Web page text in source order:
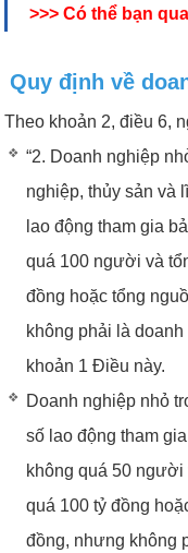
>>> Có thể bạn
Quy định về
Theo khoản 2, điều 6,
“2. Doanh nghiệp
nghiệp, thủy sản và
lao động tham gia
quá 100 người và
đồng hoặc tổng
không phải là
khoản 1 Điều này.
Doanh nghiệp nhỏ
số lao động tham
không quá 50 người
quá 100 tỷ đồng
đồng, nhưng không